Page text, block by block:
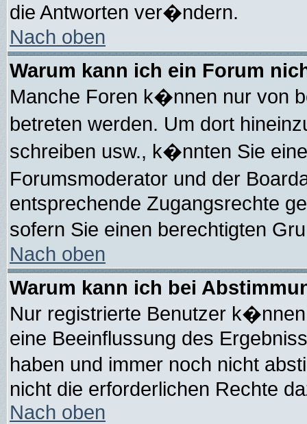
die Antworten ver�ndern.
Nach oben
Warum kann ich ein Forum
Manche Foren k�nnen nur von
betreten werden. Um dort
schreiben usw., k�nnten Sie
Forumsmoderator und der
entsprechende Zugangsrechte
sofern Sie einen berechtigten
Nach oben
Warum kann ich bei
Nur registrierte Benutzer
eine Beeinflussung des
haben und immer noch nicht
nicht die erforderlichen Rechte
Nach oben